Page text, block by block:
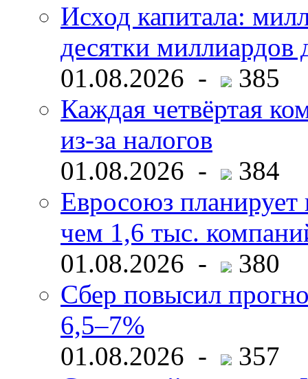
Исход капитала:
десятки миллиардов
01.08.2026 -
385
Каждая четвёртая
из-за налогов
01.08.2026 -
384
Евросоюз планирует
чем 1,6 тыс.
01.08.2026 -
380
Сбер повысил
6,5–7%
01.08.2026 -
357